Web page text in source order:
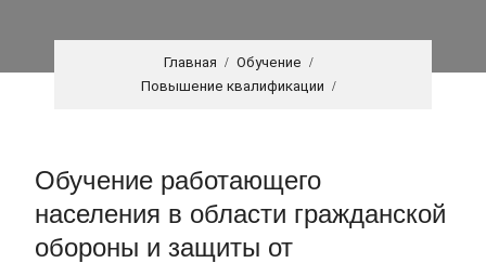
Главная
Обучение
Повышение квалификации
Обучение работающего
населения в области гражданской
обороны и защиты от